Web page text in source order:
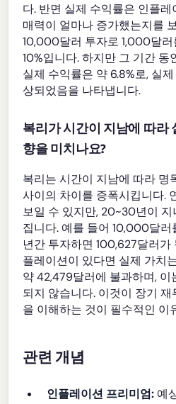
다. 반면 실제 수익률은 인플
매력이 얼마나 증가했는지를
10,000달러 투자로 1,000달
10%입니다. 하지만 그 기간 동
실제 수익률은 약 6.8%로, 실
상되었음을 나타냅니다.
복리가 시간이 지남에 따라
향을 미치나요?
복리는 시간이 지남에 따라 명
사이의 차이를 증폭시킵니다.
보일 수 있지만, 20~30년이
집니다. 예를 들어 10,000달
년간 투자하면 100,627달러가
플레이션이 있다면 실제 가치
약 42,479달러에 불과하며, 이
되지 않습니다. 이것이 장기
을 이해하는 것이 필수적인 이
관련 개념
인플레이션 프리미엄: 예